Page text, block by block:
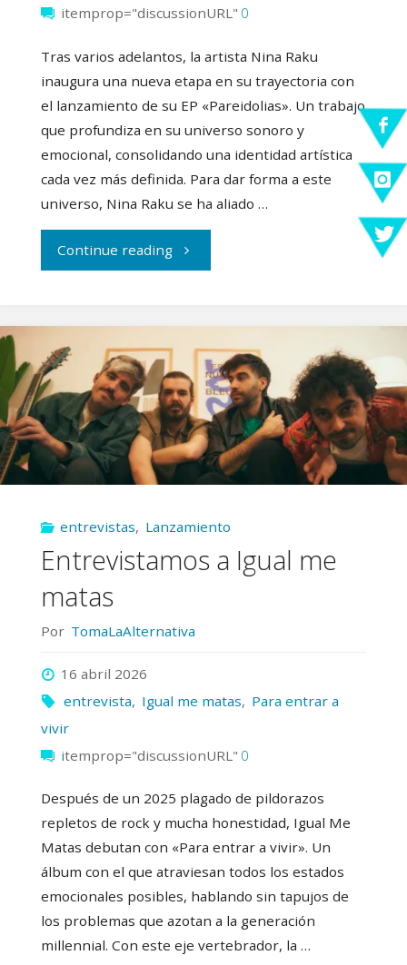
itemprop="discussionURL" 0
Tras varios adelantos, la artista Nina Raku
inaugura una nueva etapa en su trayectoria con
el lanzamiento de su EP «Pareidolias». Un trabajo
que profundiza en su universo sonoro y
emocional, consolidando una identidad artística
cada vez más definida. Para dar forma a este
universo, Nina Raku se ha aliado …
Continue reading"Nina
estrena
su
esperado
EP
entrevistas, Lanzamiento
Entrevistamos a Igual me
matas
Por TomaLaAlternativa
16 abril 2026
entrevista, Igual me matas, Para entrar a
vivir
itemprop="discussionURL" 0
Después de un 2025 plagado de pildorazos
repletos de rock y mucha honestidad, Igual Me
Matas debutan con «Para entrar a vivir». Un
álbum con el que atraviesan todos los estados
emocionales posibles, hablando sin tapujos de
los problemas que azotan a la generación
millennial. Con este eje vertebrador, la …